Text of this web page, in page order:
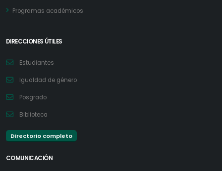
Programas académicos
DIRECCIONES ÚTILES
Estudiantes
Igualdad de género
Posgrado
Biblioteca
Directorio completo
COMUNICACIÓN